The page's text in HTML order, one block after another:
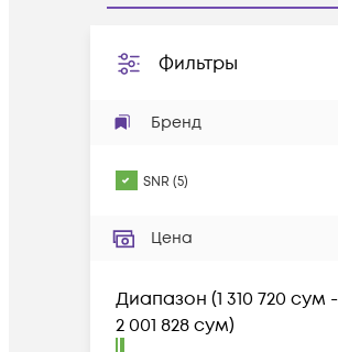
Фильтры
Бренд
SNR (5)
Цена
Диапазон (1 310 720 сум -
2 001 828 сум)